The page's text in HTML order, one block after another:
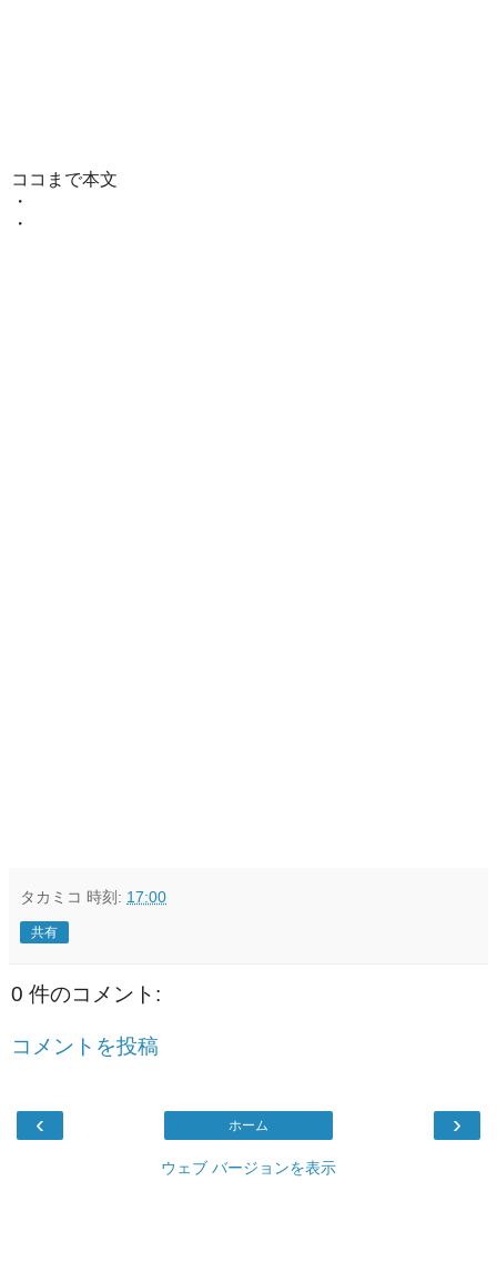
ココまで本文
・
・
タカミコ 時刻: 17:00
共有
0 件のコメント:
コメントを投稿
‹ ›
ホーム
ウェブ バージョンを表示